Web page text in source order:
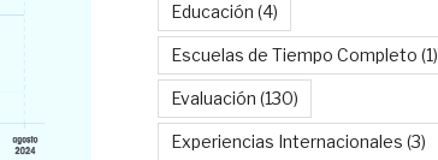
Educación (4)
Escuelas de Tiempo Completo (1)
Evaluación (130)
Experiencias Internacionales (3)